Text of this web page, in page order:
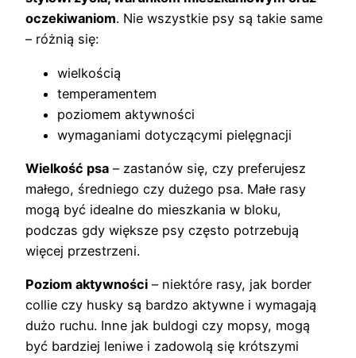
oczekiwaniom. Nie wszystkie psy są takie same
– różnią się:
wielkością
temperamentem
poziomem aktywności
wymaganiami dotyczącymi pielęgnacji
Wielkość psa – zastanów się, czy preferujesz
małego, średniego czy dużego psa. Małe rasy
mogą być idealne do mieszkania w bloku,
podczas gdy większe psy często potrzebują
więcej przestrzeni.
Poziom aktywności – niektóre rasy, jak border
collie czy husky są bardzo aktywne i wymagają
dużo ruchu. Inne jak buldogi czy mopsy, mogą
być bardziej leniwe i zadowolą się krótszymi